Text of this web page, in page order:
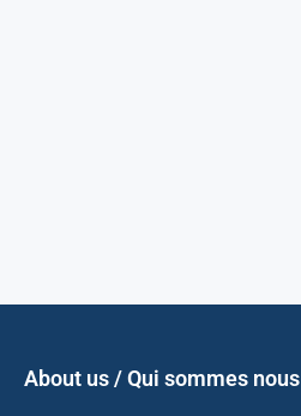
About us / Qui sommes nous